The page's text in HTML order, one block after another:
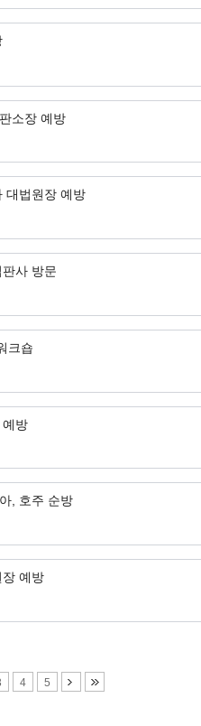
소장 예방
대법원장 예방
사 방문
크숍
예방
, 호주 순방
예방
4 5